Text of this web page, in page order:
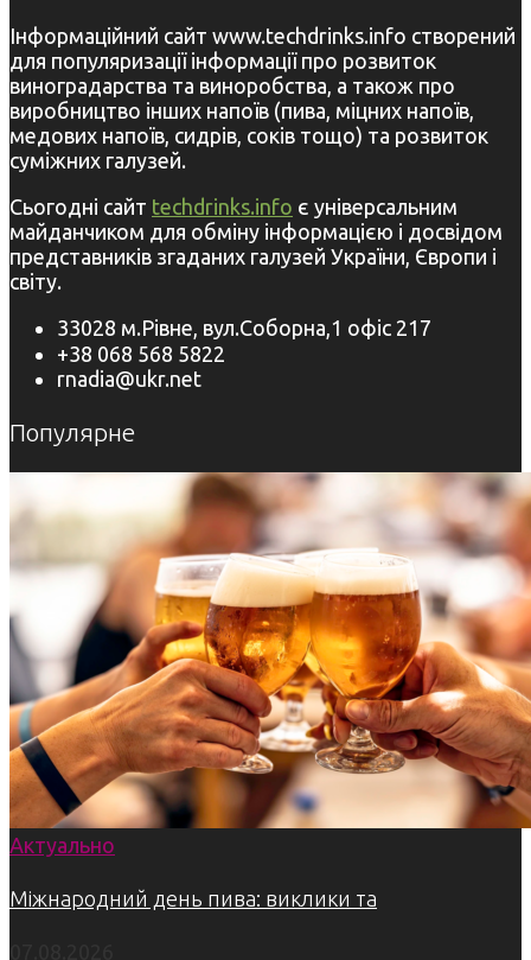
Інформаційний сайт www.techdrinks.info створений
для популяризації інформації про розвиток
виноградарства та виноробства, а також про
виробництво інших напоїв (пива, міцних напоїв,
медових напоїв, сидрів, соків тощо) та розвиток
суміжних галузей.
Сьогодні сайт techdrinks.info є універсальним
майданчиком для обміну інформацією і досвідом
представників згаданих галузей України, Європи і
світу.
33028 м.Рівне, вул.Соборна,1 офіс 217
+38 068 568 5822
rnadia@ukr.net
Популярне
Актуально
Міжнародний день пива: виклики та